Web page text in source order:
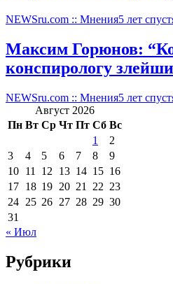
NEWSru.com :: Мнения5 лет
Максим Горюнов:
конспирологу
NEWSru.com :: Мнения5 лет
Август 2026
Пн Вт Ср Чт Пт Сб Вс
1
2
3
4 5 6 7 8
9
10 11 12 13 14 15 16
17 18 19 20 21 22 23
24 25 26 27 28 29 30
31
« Июл
Рубрики